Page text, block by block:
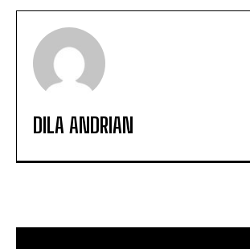
DILA ANDRIAN